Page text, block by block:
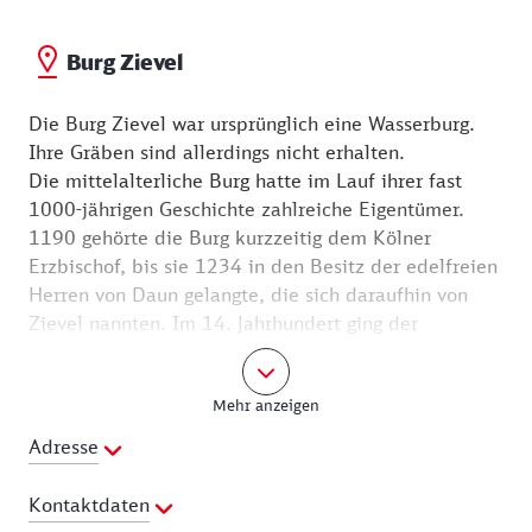
auf den aktuellen Stand der Technik gebracht, bietet
das Wohnen auf einer „Alten Burg“ den gleichen
Außenbesichtigung möglich.
Nun geht es auf der Wachendorfer Straße nach
Lessenich und weiter zur Burg Zievel.
Burg Zievel
Die Burg Zievel war ursprünglich eine Wasserburg.
Ihre Gräben sind allerdings nicht erhalten.
Die mittelalterliche Burg hatte im Lauf ihrer fast
1000-jährigen Geschichte zahlreiche Eigentümer.
1190 gehörte die Burg kurzzeitig dem Kölner
Erzbischof, bis sie 1234 in den Besitz der edelfreien
Herren von Daun gelangte, die sich daraufhin von
Zievel nannten. Im 14. Jahrhundert ging der
vielfache Besitzerwechsel weiter. Die Burg befindet
sich seit 1822 im Privatbesitz der Familie Krewel
und wird als Wohn- und Geschäftssitz genutzt. Die
Außenanlagen sind nur teilweise zugänglich.
In der Parklandschaft rund um
Herrenhaus, Bergfried und Nebengebäude wurde
Mehr anzeigen
Adresse
Kontaktdaten